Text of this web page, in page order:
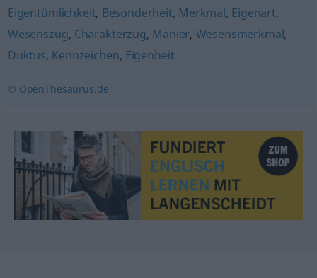
Eigentümlichkeit, Besonderheit, Merkmal, Eigenart,
Wesenszug, Charakterzug, Manier, Wesensmerkmal,
Duktus, Kennzeichen, Eigenheit
© OpenThesaurus.de